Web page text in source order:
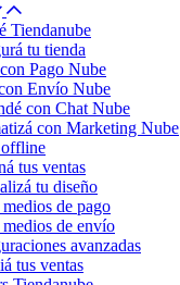
Tiendanube
tu tienda
Pago Nube
Envío Nube
con Chat Nube
con Marketing Nube
tus ventas
tu diseño
de pago
de envío
avanzadas
tus ventas